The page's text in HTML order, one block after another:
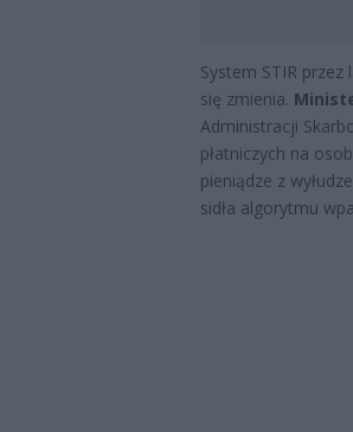
System STIR przez
się zmienia.
Administracji
płatniczych na
pieniądze z
sidła algorytmu